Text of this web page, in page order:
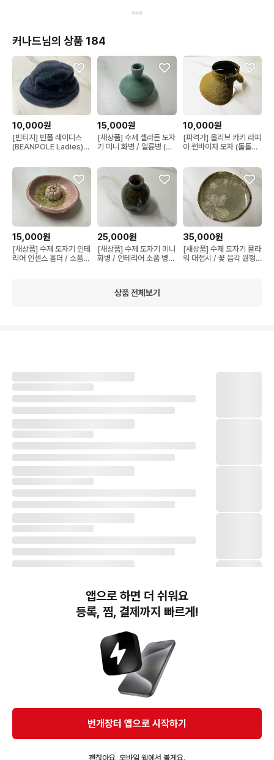
커나드님의 상품 184
10,000원
[빈티지] 빈폴 레이디스
(BEANPOLE Ladies)
15,000원
[새상품] 수제 셀라돈 도자
기 미니 화병 / 일륜병 (지
10,000원
[파격가] 올리브 카키 라피
아 썬바이저 모자 (돌돌이
15,000원
[새상품] 수제 도자기 인테
리어 인센스 홀더 / 소품
25,000원
[새상품] 수제 도자기 미니
화병 / 인테리어 소품 병
35,000원
[새상품] 수제 도자기 플라
워 대접시 / 꽃 음각 원형
상품 전체보기
번개장터(주) 사업자정보, 이용약관 및 기타 법적고지
번개장터㈜는 통신판매중개자이며, 통신판매의 당사자가 아닙니다. 전자상거래 등에서의
소비자보호에 관한 법률 등 관련 법령 및 번개장터㈜의 약관에 따라 상품, 상품정보, 거래에 관한 책임은
개별 판매자에게 귀속하고, 번개장터㈜는 원칙적으로 회원간 거래에 대하여 책임을 지지 않습니다.
다만, 번개장터㈜가 직접 판매하는 상품에 대한 책임은 번개장터㈜에게 귀속합니다.
Ⓒ Bungaejangter Inc. all rights reserved.
앱으로 하면 더 쉬워요
등록, 찜, 결제까지 빠르게!
번개장터 앱으로 시작하기
괜찮아요, 모바일 웹에서 볼게요.